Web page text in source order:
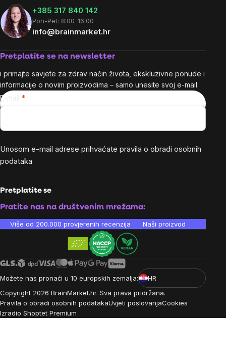
+385 317 840 142
Pon-Pet: 8:00-16:00
info@brainmarket.hr
Pretplatite se na newsletter
i primajte savjete za zdrav način života, ekskluzivne ponude i
informacije o novim proizvodima – samo unesite svoj e-mail.
E-mail
Unosom e-mail adrese prihvaćate pravila o obradi osobnih
podataka
Pretplatite se
Pratite nas na društvenim mrežama:
Više od 200.000 provjerenih recenzija Naši proizvodi su
Možete nas pronaći u 10 europskih zemalja:
HR
Copyright 2026 BrainMarket.hr. Sva prava pridržana.
Pravila o obradi osobnih podatakaUvjeti poslovanjaCookies
Izradio Shoptet Premium